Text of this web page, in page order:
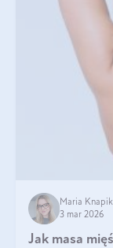
Maria Knapik
3 mar 2026
Jak masa